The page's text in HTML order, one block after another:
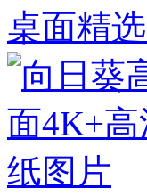
桌面精